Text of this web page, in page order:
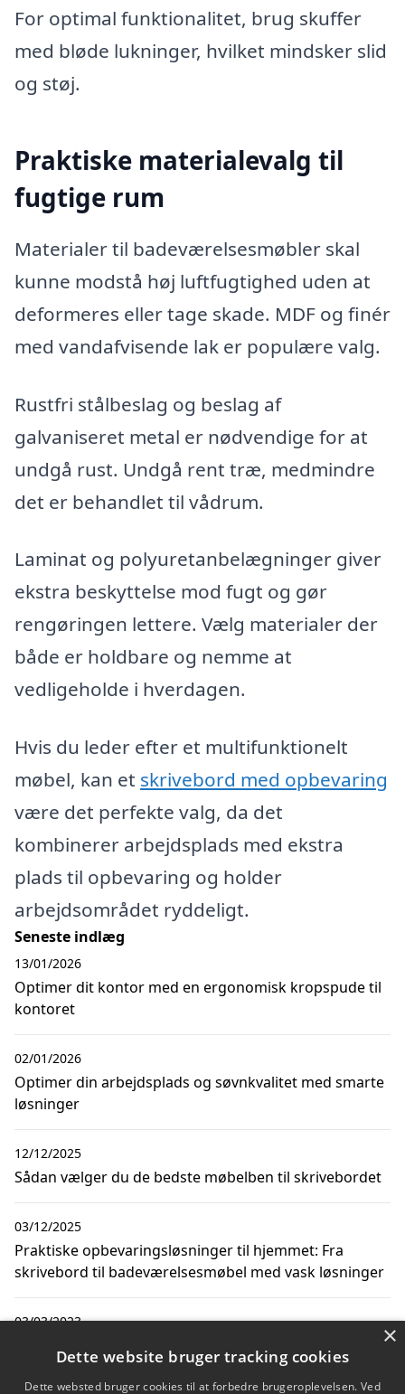
For optimal funktionalitet, brug skuffer
med bløde lukninger, hvilket mindsker slid
og støj.
Praktiske materialevalg til
fugtige rum
Materialer til badeværelsesmøbler skal
kunne modstå høj luftfugtighed uden at
deformeres eller tage skade. MDF og finér
med vandafvisende lak er populære valg.
Rustfri stålbeslag og beslag af
galvaniseret metal er nødvendige for at
undgå rust. Undgå rent træ, medmindre
det er behandlet til vådrum.
Laminat og polyuretanbelægninger giver
ekstra beskyttelse mod fugt og gør
rengøringen lettere. Vælg materialer der
både er holdbare og nemme at
vedligeholde i hverdagen.
Hvis du leder efter et multifunktionelt
møbel, kan et skrivebord med opbevaring
være det perfekte valg, da det
kombinerer arbejdsplads med ekstra
plads til opbevaring og holder
arbejdsområdet ryddeligt.
Seneste indlæg
Optimer dit kontor med en ergonomisk kropspude til
kontoret
13/01/2026
Optimer din arbejdsplads og søvnkvalitet med smarte
løsninger
02/01/2026
Sådan vælger du de bedste møbelben til skrivebordet
12/12/2025
Praktiske opbevaringsløsninger til hjemmet: Fra
skrivebord til badeværelsesmøbel med vask løsninger
03/12/2025
dit hjemmekontor
03/03/2023 ×
Dette website bruger tracking cookies
Dette websted bruger cookies til at forbedre brugeroplevelsen. Ved